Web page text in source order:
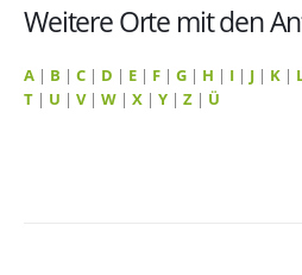
Weitere Orte mit den
A | B | C | D | E | F | G | H | I | J | K |
T | U | V| W | X | Y | Z | Ü